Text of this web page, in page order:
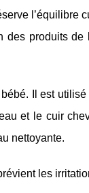
l’équilibre
des produits de
Il est
et le cuir
nettoyante.
les